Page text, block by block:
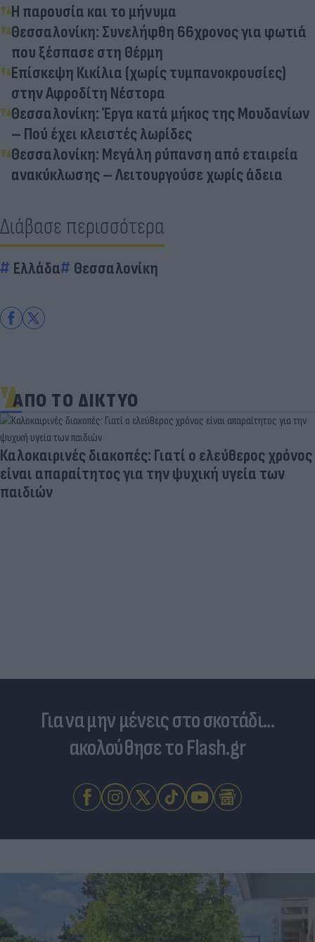
Η παρουσία και το μήνυμα
Θεσσαλονίκη: Συνελήφθη 66χρονος για φωτιά
που ξέσπασε στη Θέρμη
Επίσκεψη Κικίλια (χωρίς τυμπανοκρουσίες)
στην Αφροδίτη Νέστορα
Θεσσαλονίκη: Έργα κατά μήκος της Μουδανίων
– Πού έχει κλειστές λωρίδες
Θεσσαλονίκη: Μεγάλη ρύπανση από εταιρεία
ανακύκλωσης – Λειτουργούσε χωρίς άδεια
Διάβασε περισσότερα
Ελλάδα Θεσσαλονίκη
ΑΠΟ ΤΟ ΔΙΚΤΥΟ
Για να μην μένεις στο σκοτάδι...
ακολούθησε το Flash.gr